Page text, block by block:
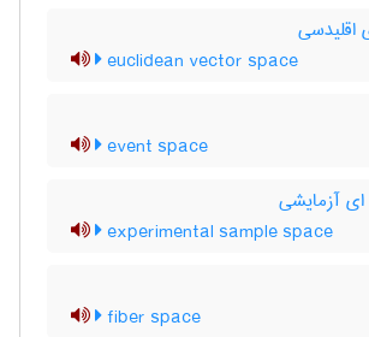
اقلیدسی
euclidean vector space
event space
آزمایشی
experimental sample space
fiber space